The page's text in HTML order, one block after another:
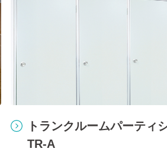
トランクルームパーティ
TR-A